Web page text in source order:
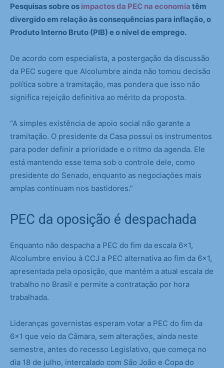
Pesquisas sobre os impactos da PEC na economia têm
divergido em relação às consequências para inflação, o
Produto Interno Bruto (PIB) e o nível de emprego.
De acordo com especialista, a postergação da discussão
da PEC sugere que Alcolumbre ainda não tomou decisão
política sobre a tramitação, mas pondera que isso não
significa rejeição definitiva ao mérito da proposta.
“A simples existência de apoio social não garante a
tramitação. O presidente da Casa possui os instrumentos
para poder definir a prioridade e o ritmo da agenda. Ele
está mantendo esse tema sob o controle dele, como
presidente do Senado, enquanto as negociações mais
amplas continuam nos bastidores.”
PEC da oposição é despachada
Enquanto não despacha a PEC do fim da escala 6×1,
Alcolumbre enviou à CCJ a PEC alternativa ao fim da 6×1,
apresentada pela oposição, que mantém a atual escala de
trabalho no Brasil e permite a contratação por hora
trabalhada.
Lideranças governistas esperam votar a PEC do fim da
6×1 que veio da Câmara, sem alterações, ainda neste
semestre, antes do recesso Legislativo, que começa no
dia 18 de julho, intercalado com São João e Copa do